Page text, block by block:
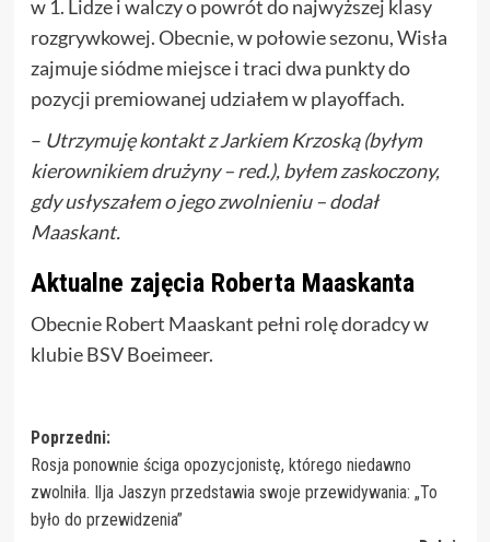
w 1. Lidze i walczy o powrót do najwyższej klasy
rozgrywkowej. Obecnie, w połowie sezonu, Wisła
zajmuje siódme miejsce i traci dwa punkty do
pozycji premiowanej udziałem w playoffach.
– Utrzymuję kontakt z Jarkiem Krzoską (byłym
kierownikiem drużyny – red.), byłem zaskoczony,
gdy usłyszałem o jego zwolnieniu – dodał
Maaskant.
Aktualne zajęcia Roberta Maaskanta
Obecnie Robert Maaskant pełni rolę doradcy w
klubie BSV Boeimeer.
Zobacz
wpisy
Poprzedni:
Rosja ponownie ściga opozycjonistę, którego niedawno
zwolniła. Ilja Jaszyn przedstawia swoje przewidywania: „To
było do przewidzenia”